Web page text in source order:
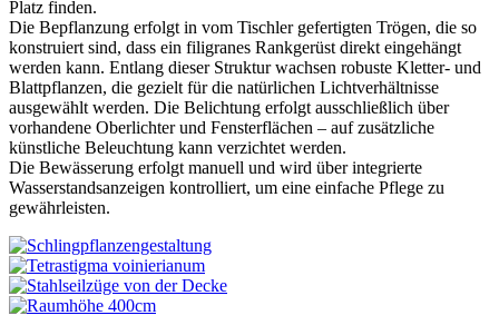
Platz finden.
Die Bepflanzung erfolgt in vom Tischler gefertigten Trögen, die so
konstruiert sind, dass ein filigranes Rankgerüst direkt eingehängt
werden kann. Entlang dieser Struktur wachsen robuste Kletter- und
Blattpflanzen, die gezielt für die natürlichen Lichtverhältnisse
ausgewählt werden. Die Belichtung erfolgt ausschließlich über
vorhandene Oberlichter und Fensterflächen – auf zusätzliche
künstliche Beleuchtung kann verzichtet werden.
Die Bewässerung erfolgt manuell und wird über integrierte
Wasserstandsanzeigen kontrolliert, um eine einfache Pflege zu
gewährleisten.